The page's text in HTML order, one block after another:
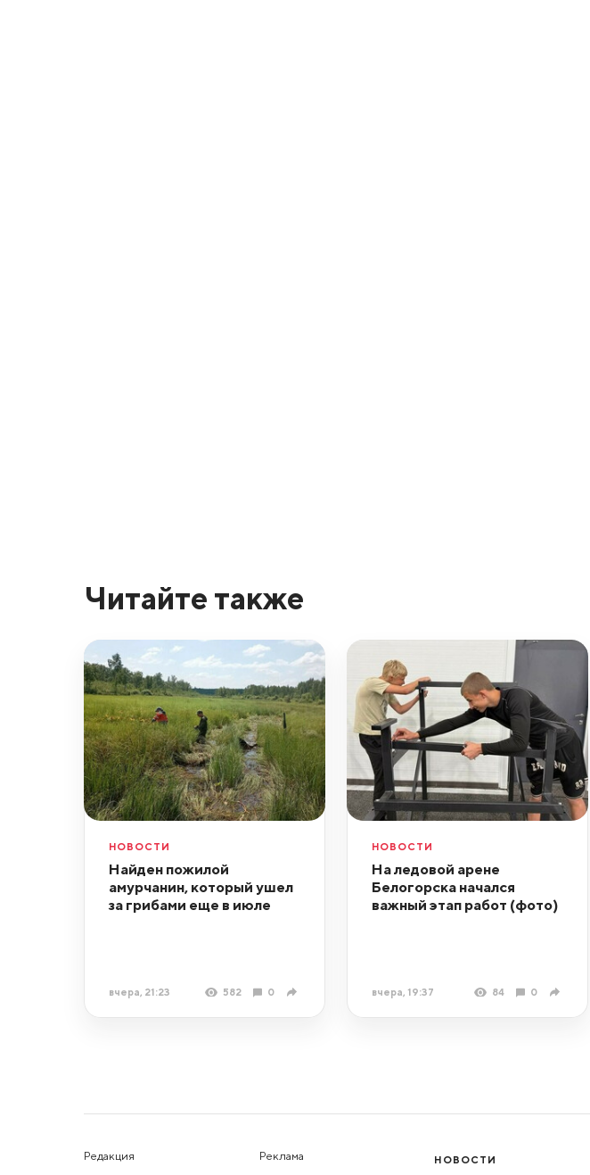
Читайте также
НОВОСТИ
Найден пожилой
амурчанин, который ушел
за грибами еще в июле
вчера, 21:23 582 0
НОВОСТИ
На ледовой арене
Белогорска начался
важный этап работ (фото)
вчера, 19:37 84 0
Редакция Реклама НОВОСТИ